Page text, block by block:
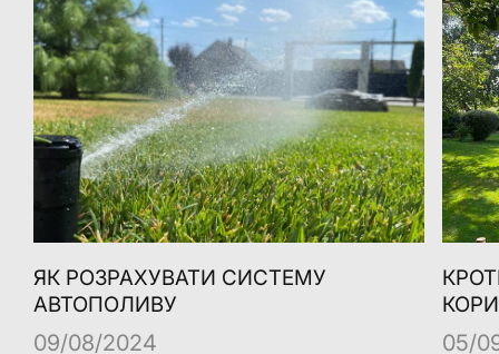
ЯК РОЗРАХУВАТИ СИСТЕМУ
АВТОПОЛИВУ
09/08/2024 05/